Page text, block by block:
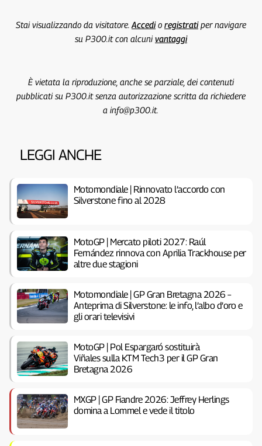
Stai visualizzando da visitatore. Accedio registratiper navigare
su P300.it con alcunivantaggi
È vietata la riproduzione, anche se parziale, dei contenuti
pubblicati su P300.it senza autorizzazione scritta da richiedere
a info@p300.it.
LEGGI ANCHE
Motomondiale | Rinnovato l’accordo con
Silverstone fino al 2028
MotoGP | Mercato piloti 2027: Raúl
Fernández rinnova con Aprilia Trackhouse per
altre due stagioni
Motomondiale | GP Gran Bretagna 2026 –
Anteprima di Silverstone: le info, l’albo d’oro e
gli orari televisivi
MotoGP | Pol Espargaró sostituirà
Viñales sulla KTM Tech3 per il GP Gran
Bretagna 2026
MXGP | GP Fiandre 2026: Jeffrey Herlings
domina a Lommel e vede il titolo